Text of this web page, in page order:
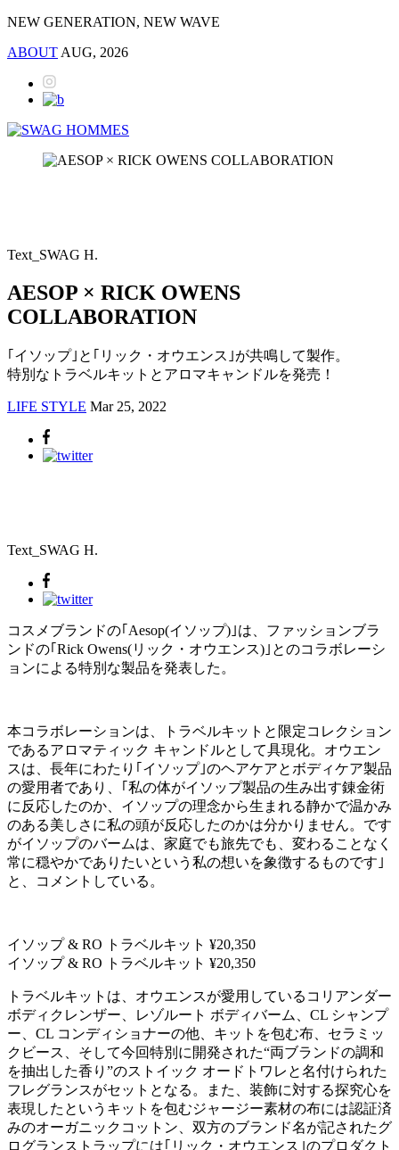
NEW GENERATION, NEW WAVE
ABOUT AUG, 2026
Text_SWAG H.
AESOP × RICK OWENS
COLLABORATION
｢イソップ｣と｢リック・オウエンス｣が共鳴して製作。
特別なトラベルキットとアロマキャンドルを発売！
LIFE STYLE Mar 25, 2022
Text_SWAG H.
コスメブランドの｢Aesop(イソップ)｣は、ファッションブラ
ンドの｢Rick Owens(リック・オウエンス)｣とのコラボレーシ
ョンによる特別な製品を発表した。
本コラボレーションは、トラベルキットと限定コレクション
であるアロマティック キャンドルとして具現化。オウエン
スは、長年にわたり｢イソップ｣のヘアケアとボディケア製品
の愛用者であり、｢私の体がイソップ製品の生み出す錬金術
に反応したのか、イソップの理念から生まれる静かで温かみ
のある美しさに私の頭が反応したのかは分かりません。です
がイソップのバームは、家庭でも旅先でも、変わることなく
常に穏やかでありたいという私の想いを象徴するものです｣
と、コメントしている。
イソップ & RO トラベルキット ¥20,350
イソップ & RO トラベルキット ¥20,350
トラベルキットは、オウエンスが愛用しているコリアンダー
ボディクレンザー、レゾルート ボディバーム、CL シャンプ
ー、CL コンディショナーの他、キットを包む布、セラミッ
クビース、そして今回特別に開発された“両ブランドの調和
を抽出した香り”のストイック オードトワレと名付けられた
フレグランスがセットとなる。また、装飾に対する探究心を
表現したというキットを包むジャージー素材の布には認証済
みのオーガニックコットン、双方のブランド名が記されたグ
ログランストラップには｢リック・オウエンス｣のプロダクト